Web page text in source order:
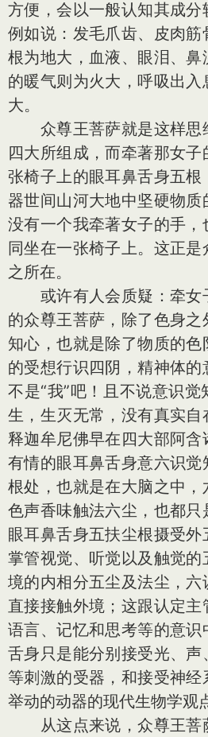
方便，会以一般认知其成分
例如说：发毛爪齿、皮肉
根为地大，血液、眼泪、鼻
的暖气则为火大，呼吸出
大。
众尊王菩萨就是这样思
四大所组成，而牵著那女
张椅子上的眼耳鼻舌身五
器世间山河大地中坚硬物
没有一个我牵著女子的手
同坐在一张椅子上。这正
之所在。
或许有人会质疑：牵女
的众尊王菩萨，除了色身
知心，也就是除了物质的
的受想行识四阴，精神体
不是“我”吧！且不说意识
生，生灭无常，没有真实自
释迦牟尼佛早在四大部阿
有情的眼耳鼻舌身意六识觉
根处，也就是在大脑之中
色声香味触法六尘，也都
眼耳鼻舌身五扶尘根摄受
掌管视觉、听觉以及触觉
境的内相分五尘及法尘，
直接接触外境；这跟认定主
语言、记忆和思考等的意
舌身只是能分别接受光、
等刺激的受器，和接受神
举动的动器的现代生物学观
从这点来说，众尊王菩